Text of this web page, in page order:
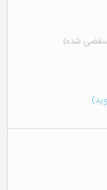
شده)